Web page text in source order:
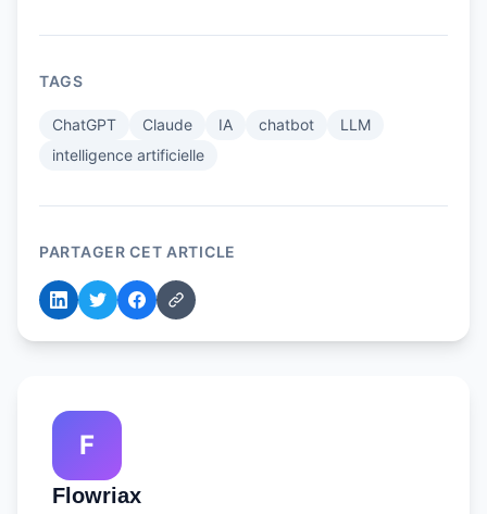
TAGS
ChatGPT Claude IA chatbot
LLM
intelligence artificielle
PARTAGER CET ARTICLE
F
Flowriax